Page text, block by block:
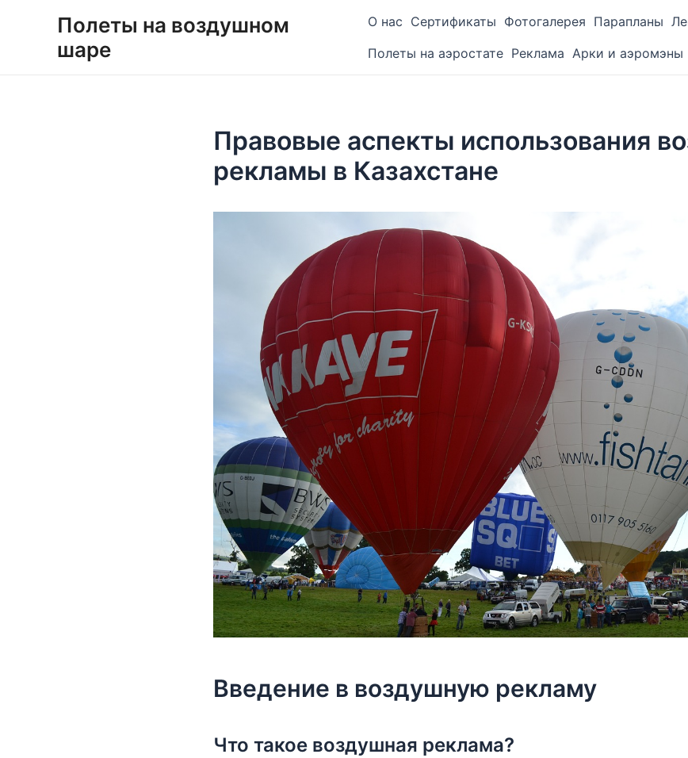
содержимому
Полеты на воздушном
шаре
О нас Сертификаты Фотогалерея Парапланы
Полеты на аэростате Реклама Арки и аэромэны
Правовые аспекты использования
рекламы в Казахстане
Введение в воздушную рекламу
Что такое воздушная реклама?
записям